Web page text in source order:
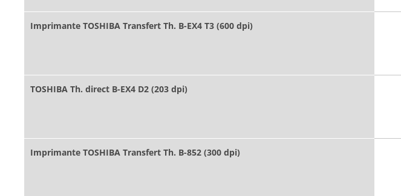
Imprimante TOSHIBA Transfert Th. B-EX4 T3 (600 dpi)
TOSHIBA Th. direct B-EX4 D2 (203 dpi)
Imprimante TOSHIBA Transfert Th. B-852 (300 dpi)